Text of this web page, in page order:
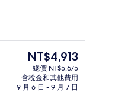
高級寢具、免費無線上網、獨特裝潢
目
前
的
價
NT$4,913
總價 NT$5,675
含稅金和其他費用
9 月 6 日 - 9 月 7 日